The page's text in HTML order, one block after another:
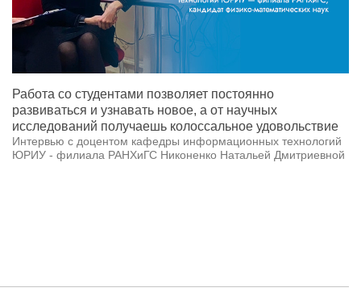
Работа со студентами позволяет постоянно
развиваться и узнавать новое, а от научных
исследований получаешь колоссальное удовольствие
Интервью с доцентом кафедры информационных технологий
ЮРИУ - филиала РАНХиГС Никоненко Натальей Дмитриевной